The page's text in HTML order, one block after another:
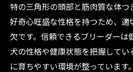
特の三角形の頭部と筋肉質な体つ
好奇心旺盛な性格を持つため、
欠です。信頼できるブリーダーは
犬の性格や健康状態を把握して
に育ちやすい環境が整っています